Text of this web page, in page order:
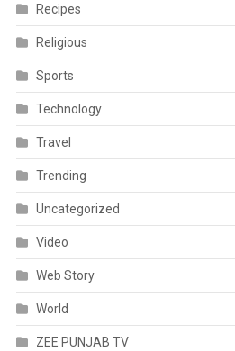
Recipes
Religious
Sports
Technology
Travel
Trending
Uncategorized
Video
Web Story
World
ZEE PUNJAB TV